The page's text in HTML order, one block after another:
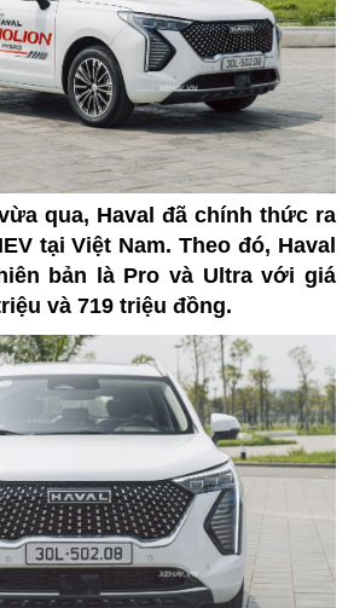
qua, Haval đã chính thức ra
tại Việt Nam. Theo đó, Haval
bản là Pro và Ultra với giá
và 719 triệu đồng.